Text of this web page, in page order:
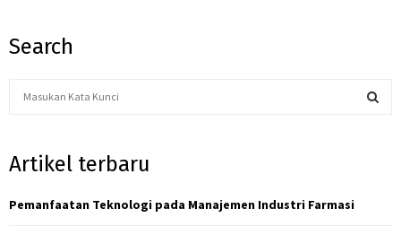
Search
c
f
Artikel terbaru
Pemanfaatan Teknologi pada Manajemen Industri Farmasi